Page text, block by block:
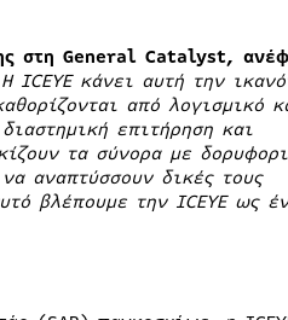
στη General Catalyst,
κάνει αυτή την
από λογισμικό
επιτήρηση και
τα σύνορα με
αναπτύσσουν δικές τους
βλέπουμε την ICEYE ως